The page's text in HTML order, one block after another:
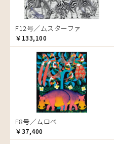
花
ヒョウ
フクロウ
ブドウの木
フラミンゴ
ヘビ
ペンギン
星空
マーケット
マサイ
マンゴーの木
F12号／ムスターファ
￥133,100
F8号／ムロペ
￥37,400